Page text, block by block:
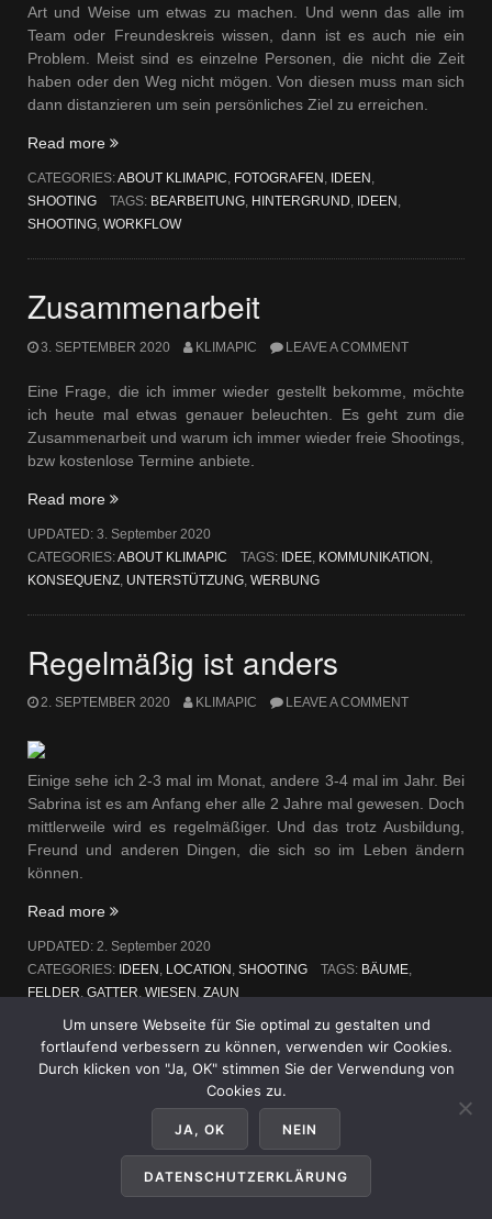
Art und Weise um etwas zu machen. Und wenn das alle im
Team oder Freundeskreis wissen, dann ist es auch nie ein
Problem. Meist sind es einzelne Personen, die nicht die Zeit
haben oder den Weg nicht mögen. Von diesen muss man sich
dann distanzieren um sein persönliches Ziel zu erreichen.
Read more „Schritt
Schritt“
CATEGORIES:ABOUT KLIMAPIC, FOTOGRAFEN , IDEEN ,
SHOOTING
TAGS: BEARBEITUNG, HINTERGRUND, IDEEN ,
SHOOTING, WORKFLOW
Zusammenarbeit
3. SEPTEMBER 2020 KLIMAPIC LEAVE A COMMENT
Eine Frage, die ich immer wieder gestellt bekomme, möchte
ich heute mal etwas genauer beleuchten. Es geht zum die
Zusammenarbeit und warum ich immer wieder freie Shootings,
bzw kostenlose Termine anbiete.
Read more „Zusammenarbeit“
UPDATED: 3. September 2020
CATEGORIES:ABOUT KLIMAPIC TAGS: IDEE, KOMMUNIKATION,
KONSEQUENZ, UNTERSTÜTZUNG, WERBUNG
Regelmäßig ist anders
2. SEPTEMBER 2020 KLIMAPIC LEAVE A COMMENT
Einige sehe ich 2-3 mal im Monat, andere 3-4 mal im Jahr. Bei
Sabrina ist es am Anfang eher alle 2 Jahre mal gewesen. Doch
mittlerweile wird es regelmäßiger. Und das trotz Ausbildung,
Freund und anderen Dingen, die sich so im Leben ändern
können.
Read more „Regelmäßig
anders“
UPDATED: 2. September 2020
CATEGORIES: IDEEN , LOCATION , SHOOTING TAGS: BÄUME,
FELDER, GATTER, WIESEN , ZAUN
1A Start
1. SEPTEMBER 2020 KLIMAPIC LEAVE A COMMENT
Was soll ich sagen? Ich bin mal wieder begeistert, wie gut eine
Um unsere Webseite für Sie optimal zu gestalten und
fortlaufend verbessern zu können, verwenden wir Cookies.
Durch klicken von "Ja, OK" stimmen Sie der Verwendung von
Cookies zu.
JA, OK NEIN
DATENSCHUTZERKLÄRUNG